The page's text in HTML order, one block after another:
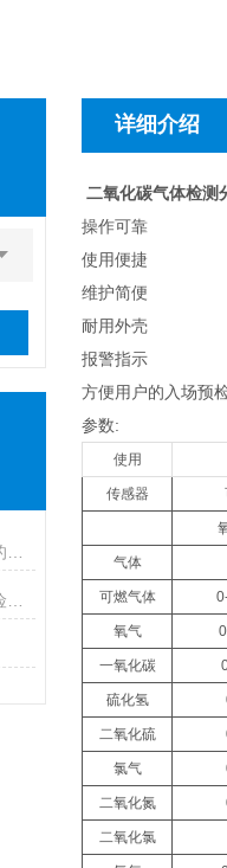
详细介绍
二氧化碳气体检测
操作可靠
使用便捷
维护简便
耐用外壳
报警指示
方便用户的入场预
参数:
使用
传感器
气体
可燃气体
氧气
一氧化碳
硫化氢
二氧化硫
氯气
二氧化氮
二氧化氯